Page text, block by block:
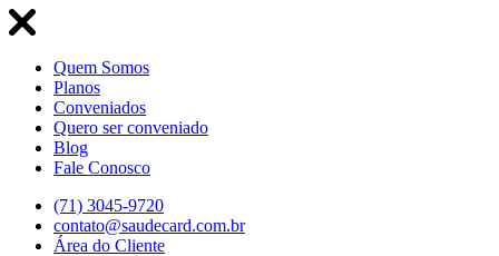
Quem Somos
Planos
Conveniados
Quero ser conveniado
Blog
Fale Conosco
(71) 3045-9720
contato@saudecard.com.br
Área do Cliente